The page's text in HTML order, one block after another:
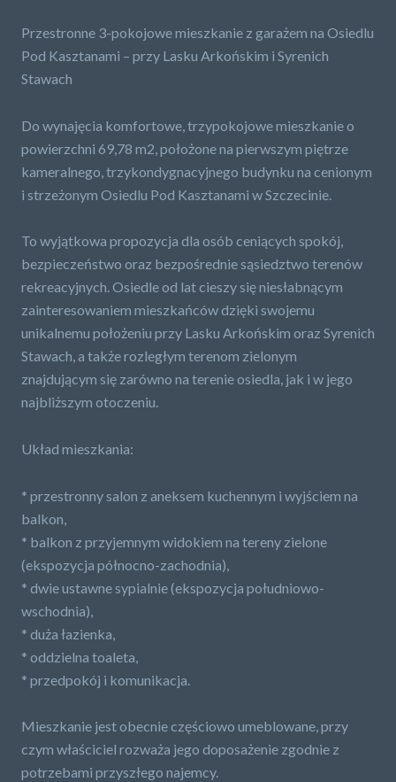
Przestronne 3-pokojowe mieszkanie z garażem na Osiedlu
Pod Kasztanami – przy Lasku Arkońskim i Syrenich
Stawach
Do wynajęcia komfortowe, trzypokojowe mieszkanie o
powierzchni 69,78 m2, położone na pierwszym piętrze
kameralnego, trzykondygnacyjnego budynku na cenionym
i strzeżonym Osiedlu Pod Kasztanami w Szczecinie.
To wyjątkowa propozycja dla osób ceniących spokój,
bezpieczeństwo oraz bezpośrednie sąsiedztwo terenów
rekreacyjnych. Osiedle od lat cieszy się niesłabnącym
zainteresowaniem mieszkańców dzięki swojemu
unikalnemu położeniu przy Lasku Arkońskim oraz Syrenich
Stawach, a także rozległym terenom zielonym
znajdującym się zarówno na terenie osiedla, jak i w jego
najbliższym otoczeniu.
Układ mieszkania:
* przestronny salon z aneksem kuchennym i wyjściem na
balkon,
* balkon z przyjemnym widokiem na tereny zielone
(ekspozycja północno-zachodnia),
* dwie ustawne sypialnie (ekspozycja południowo-
wschodnia),
* duża łazienka,
* oddzielna toaleta,
* przedpokój i komunikacja.
Mieszkanie jest obecnie częściowo umeblowane, przy
czym właściciel rozważa jego doposażenie zgodnie z
potrzebami przyszłego najemcy.